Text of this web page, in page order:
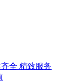
全 精致服务